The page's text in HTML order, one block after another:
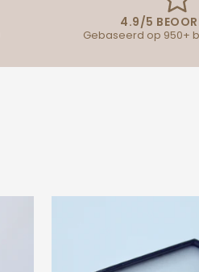
4.9/5
Gebaseerd op 950+